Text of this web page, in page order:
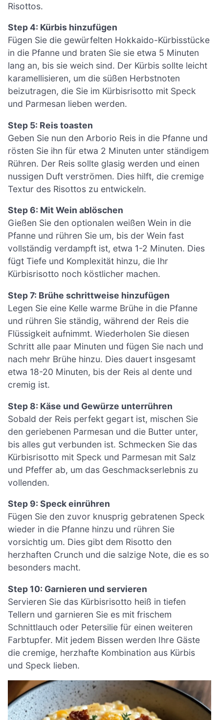
Risottos.
Step 4: Kürbis hinzufügen
Fügen Sie die gewürfelten Hokkaido-Kürbisstücke
in die Pfanne und braten Sie sie etwa 5 Minuten
lang an, bis sie weich sind. Der Kürbis sollte leicht
karamellisieren, um die süßen Herbstnoten
beizutragen, die Sie im Kürbisrisotto mit Speck
und Parmesan lieben werden.
Step 5: Reis toasten
Geben Sie nun den Arborio Reis in die Pfanne und
rösten Sie ihn für etwa 2 Minuten unter ständigem
Rühren. Der Reis sollte glasig werden und einen
nussigen Duft verströmen. Dies hilft, die cremige
Textur des Risottos zu entwickeln.
Step 6: Mit Wein ablöschen
Gießen Sie den optionalen weißen Wein in die
Pfanne und rühren Sie um, bis der Wein fast
vollständig verdampft ist, etwa 1-2 Minuten. Dies
fügt Tiefe und Komplexität hinzu, die Ihr
Kürbisrisotto noch köstlicher machen.
Step 7: Brühe schrittweise hinzufügen
Legen Sie eine Kelle warme Brühe in die Pfanne
und rühren Sie ständig, während der Reis die
Flüssigkeit aufnimmt. Wiederholen Sie diesen
Schritt alle paar Minuten und fügen Sie nach und
nach mehr Brühe hinzu. Dies dauert insgesamt
etwa 18-20 Minuten, bis der Reis al dente und
cremig ist.
Step 8: Käse und Gewürze unterrühren
Sobald der Reis perfekt gegart ist, mischen Sie
den geriebenen Parmesan und die Butter unter,
bis alles gut verbunden ist. Schmecken Sie das
Kürbisrisotto mit Speck und Parmesan mit Salz
und Pfeffer ab, um das Geschmackserlebnis zu
vollenden.
Step 9: Speck einrühren
Fügen Sie den zuvor knusprig gebratenen Speck
wieder in die Pfanne hinzu und rühren Sie
vorsichtig um. Dies gibt dem Risotto den
herzhaften Crunch und die salzige Note, die es so
besonders macht.
Step 10: Garnieren und servieren
Servieren Sie das Kürbisrisotto heiß in tiefen
Tellern und garnieren Sie es mit frischem
Schnittlauch oder Petersilie für einen weiteren
Farbtupfer. Mit jedem Bissen werden Ihre Gäste
die cremige, herzhafte Kombination aus Kürbis
und Speck lieben.